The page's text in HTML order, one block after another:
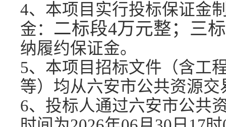
4、本项目实行投标保证金
金： 二标段4万元整；三
纳履约保证金。
5、本项目招标文件（含工
等）均从六安市公共资源
6、 投标人通过六安市公共